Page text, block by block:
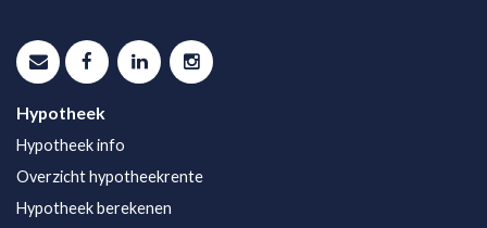
Hypotheek
Hypotheek info
Overzicht hypotheekrente
Hypotheek berekenen